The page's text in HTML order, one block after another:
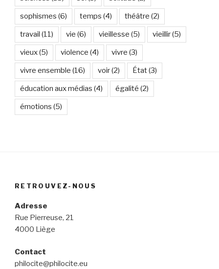
sophismes (6) temps (4) théâtre (2)
travail (11) vie (6) vieillesse (5) vieillir(5)
vieux(5) violence (4) vivre (3)
vivre ensemble (16) voir(2) État(3)
éducation aux médias (4) égalité (2)
émotions (5)
RETROUVEZ-NOUS
Adresse
Rue Pierreuse, 21
4000 Liège
Contact
philocite@philocite.eu